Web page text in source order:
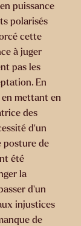
puissance
polarisés
cette
à juger
pas les
En
en mettant en
des
d’un
posture de
été
la
d’un
injustices
de